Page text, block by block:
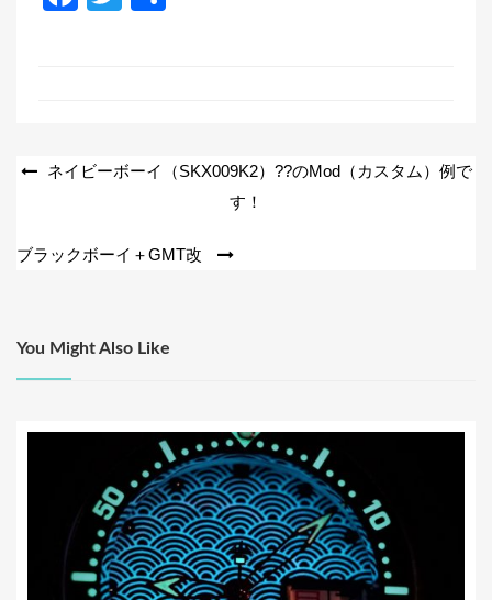
o
k
投
ー
シ
ネイビーボーイ（SKX009K2）??のMod（カスタム）例で
す！
ブラックボーイ＋GMT改
You Might Also Like